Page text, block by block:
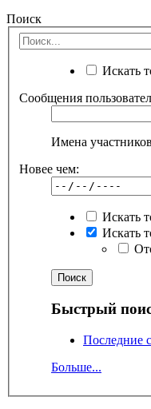
Поиск
Искать
Сообщения
Имена
Новее чем:
Искать
Искать
Быстрый
Последние
Больше...